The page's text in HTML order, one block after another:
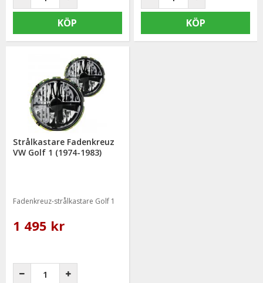
KÖP KÖP
Strålkastare Fadenkreuz
VW Golf 1 (1974-1983)
Fadenkreuz-strålkastare Golf 1
1 495 kr